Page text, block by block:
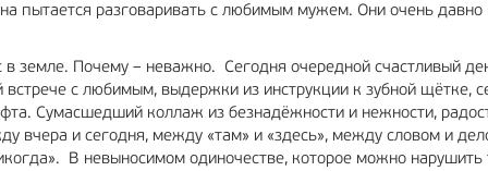
пытается разговаривать с любимым мужем. Они очень давно
земле. Почему – неважно. Сегодня очередной счастливый
с любимым, выдержки из инструкции к зубной щётке,
Сумасшедший коллаж из безнадёжности и нежности,
вчера и сегодня, между «там» и «здесь», между словом и
В невыносимом одиночестве, которое можно нарушить